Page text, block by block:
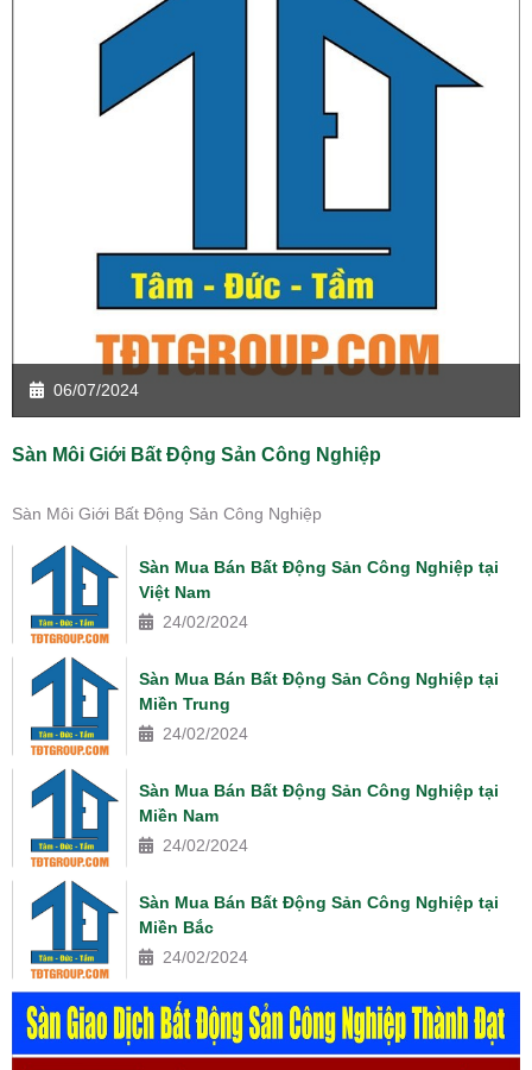
06/07/2024
Sàn Môi Giới Bất Động Sản Công Nghiệp
Sàn Môi Giới Bất Động Sản Công Nghiệp
Sàn Mua Bán Bất Động Sản Công Nghiệp tại
Việt Nam
24/02/2024
Sàn Mua Bán Bất Động Sản Công Nghiệp tại
Miền Trung
24/02/2024
Sàn Mua Bán Bất Động Sản Công Nghiệp tại
Miền Nam
24/02/2024
Sàn Mua Bán Bất Động Sản Công Nghiệp tại
Miền Bắc
24/02/2024